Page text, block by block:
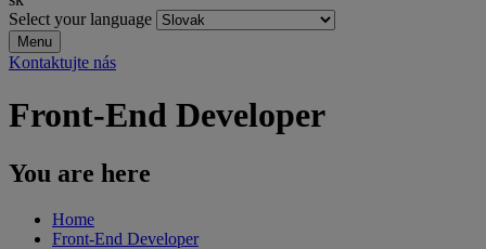
Select your language
Menu
Kontaktujte nás
Front-End Developer
You are here
Home
Front-End Developer